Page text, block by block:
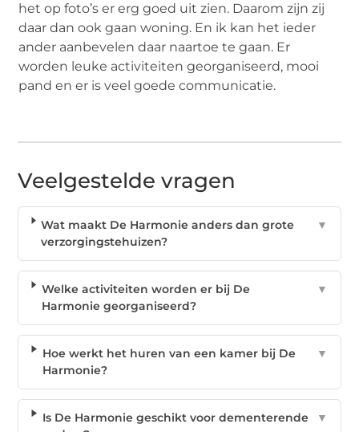
het op foto’s er erg goed uit zien. Daarom zijn zij
daar dan ook gaan woning. En ik kan het ieder
ander aanbevelen daar naartoe te gaan. Er
worden leuke activiteiten georganiseerd, mooi
pand en er is veel goede communicatie.
Veelgestelde vragen
Wat maakt De Harmonie anders dan grote
verzorgingstehuizen?
▼
Welke activiteiten worden er bij De
Harmonie georganiseerd?
▼
Hoe werkt het huren van een kamer bij De
Harmonie?
▼
Is De Harmonie geschikt voor dementerende
▼